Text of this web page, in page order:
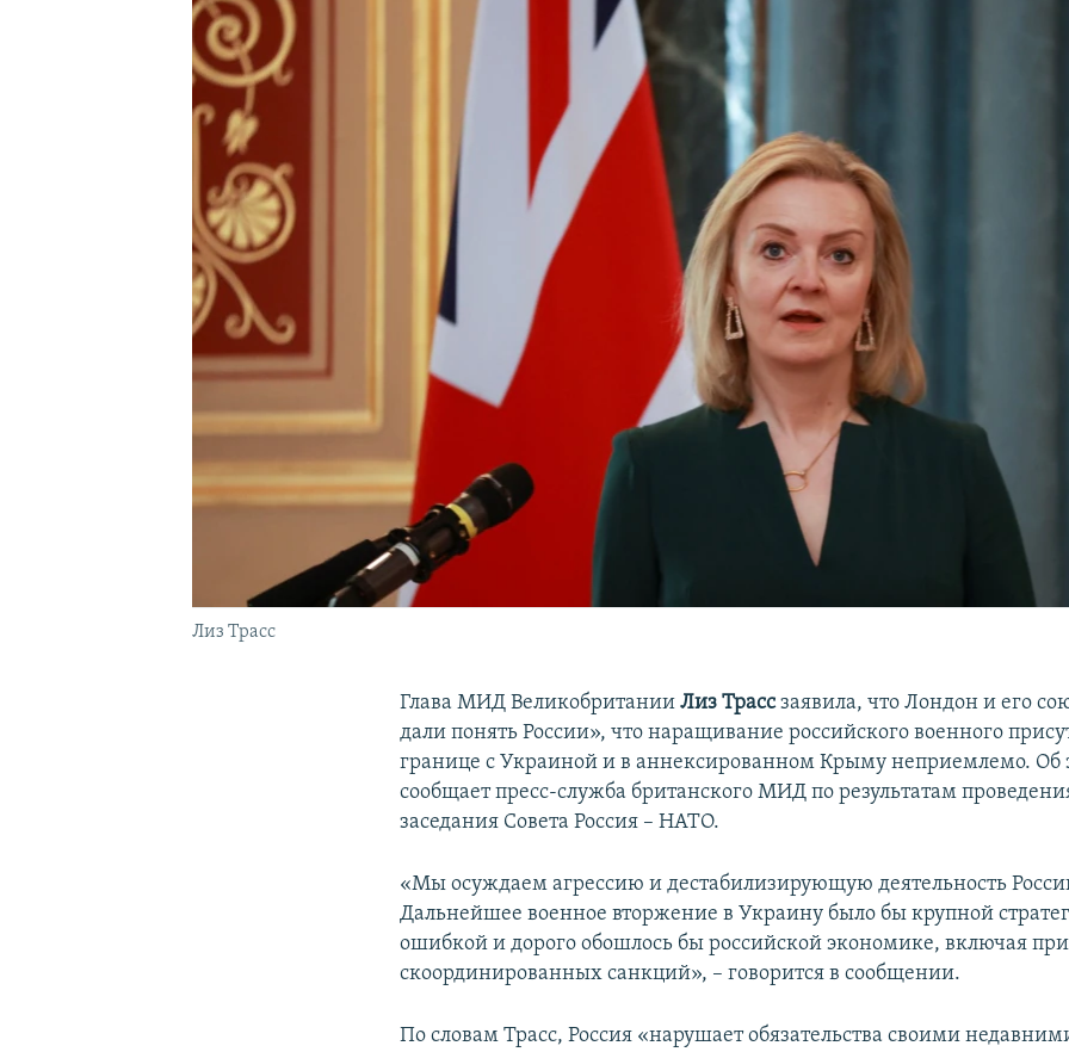
КРЫМ.НЕПОКОРЕННЫЙ
УКРАИНСКАЯ ПРОБЛЕМА КРЫМА
Лиз Трасс
Глава МИД ВеликобританииЛиз Трассзаявила, что Лондон и его
дали понять России», что наращивание российского военного
границе с Украиной и в аннексированном Крыму неприемлемо. Об
сообщает пресс-служба британского МИД по результатам
заседания Совета Россия – НАТО.
«Мы осуждаем агрессию и дестабилизирующую деятельность
Дальнейшее военное вторжение в Украину было бы крупной
ошибкой и дорого обошлось бы российской экономике, включая
скоординированных санкций», – говорится в сообщении.
По словам Трасс, Россия «нарушает обязательства своими